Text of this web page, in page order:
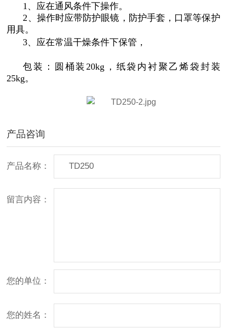
1、应在通风条件下操作。
2、操作时应带防护眼镜，防护手套，口罩等保护
用具。
3、应在常温干燥条件下保管，
包装：圆桶装20kg，纸袋内衬聚乙烯袋封装
25kg。
产品咨询
产品名称：
留言内容：
您的单位：
您的姓名：